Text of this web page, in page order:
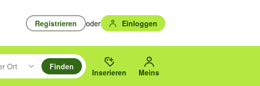
Registrieren oder Einloggen
unten durchsuchen und mit Eingabetaste auswählen.
drücken um zu suchen, oder Vorschläge mit den Pfeiltasten nach oben/
Ort
Umkreis des gewählten Orts oder PLZ.
Finden
Inserieren Meins